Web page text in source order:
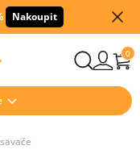
Nakoupit
0